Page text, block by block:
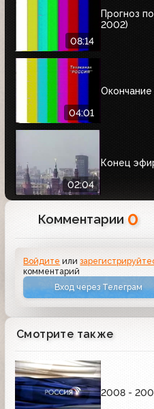
08:14
Прогноз
2002)
04:01
02:04
Конец
Комментарии 0
Войдите или
комментарий
Вход через Телеграм
Смотрите также
2008 -